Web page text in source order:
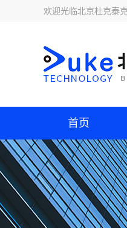
欢迎光临北京杜克泰
首页